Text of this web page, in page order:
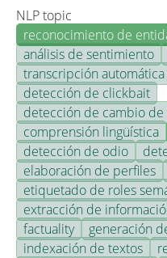
NLP topic
reconocimiento de
análisis de sentimiento
transcripción automática
detección de clickbait
detección de cambio
comprensión lingüística
detección de odio
elaboración de perfiles
etiquetado de roles
extracción de
factuality
generación
indexación de textos